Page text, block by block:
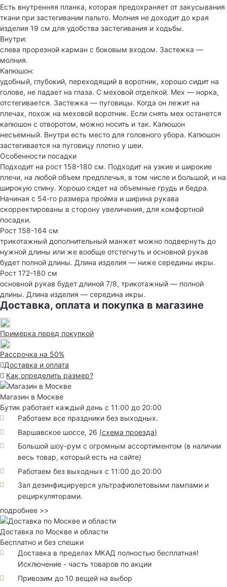
Есть внутренняя планка, которая предохраняет от закусывания
ткани при застегивании пальто. Молния не доходит до края
изделия 19 см для удобства застегивания и ходьбы.
Внутри:
слева прорезной карман с боковым входом. Застежка —
молния.
Капюшон:
удобный, глубокий, переходящий в воротник, хорошо сидит на
голове, не падает на глаза. С меховой отделкой. Мех — норка,
отстегивается. Застежка — пуговицы. Когда он лежит на
плечах, похож на меховой воротник. Если снять мех останется
капюшон с отворотом, можно носить и так. Капюшон
несъемный. Внутри есть место для головного убора. Капюшон
застегивается на пуговицу плотно у шеи.
Особенности посадки
Подходит на рост 158-180 см. Подходит на узкие и широкие
плечи, на любой объем предплечья, в том числе и большой, и на
широкую спину. Хорошо сядет на объемные грудь и бедра.
Начиная с 54-го размера пройма и ширина рукава
скорректированы в сторону увеличения, для комфортной
посадки.
Рост 158-164 см
трикотажный дополнительный манжет можно подвернуть до
нужной длины или же вообще отстегнуть и основной рукав
будет полной длины. Длина изделия — ниже середины икры.
Рост 172-180 см
основной рукав будет длиной 7/8, трикотажный — полной
длины. Длина изделия — середина икры.
Доставка, оплата и покупка в магазине
Примерка перед покупкой
Рассрочка на 50%
Доставка и оплата
Как определить размер?
Магазин в Москве
Бутик работает каждый день с 11:00 до 20:00
Работаем все праздники без выходных.
Варшавское шоссе, 26 (схема проезда)
Большой шоу-рум с огромным ассортиментом (в наличии
весь товар, который есть на сайте)
Работаем без выходных с 11:00 до 20:00
Зал дезинфицируерся ультрафиолетовыми лампами и
рециркуляторами.
подробнее >>
Доставка по Москве и области
Бесплатно и без спешки
Доставка в пределах МКАД полностью бесплатная!
Исключение - часть товаров по акции
Привозим до 10 вещей на выбор